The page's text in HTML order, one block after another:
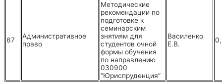
67
Административное
право
Методические
рекомендации по
подготовке к
семинарским
знятиям для
студентов очной
формы обучения
по направлению
030900
“Юриспруденция”
Василенко
Е.В.